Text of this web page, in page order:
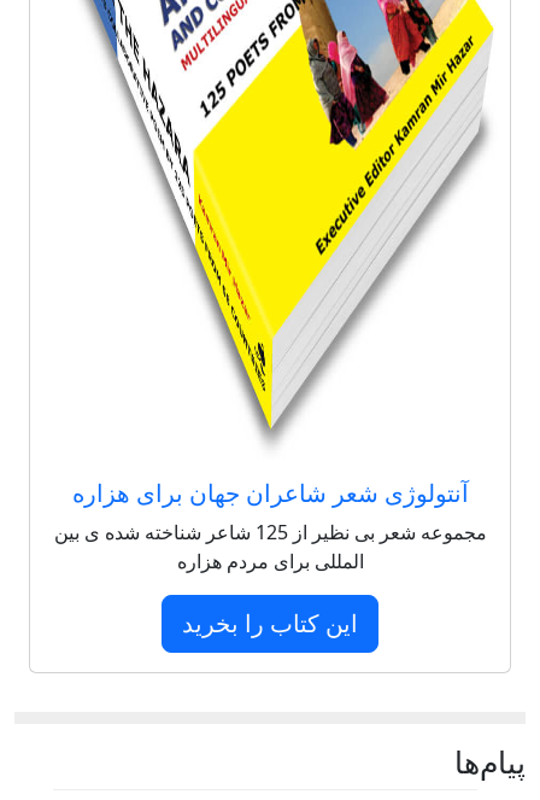
آنتولوژی شعر شاعران جهان برای هزاره
مجموعه شعر بی نظیر از 125 شاعر شناخته شده ی بین
المللی برای مردم هزاره
این کتاب را بخرید
پيام‌ها